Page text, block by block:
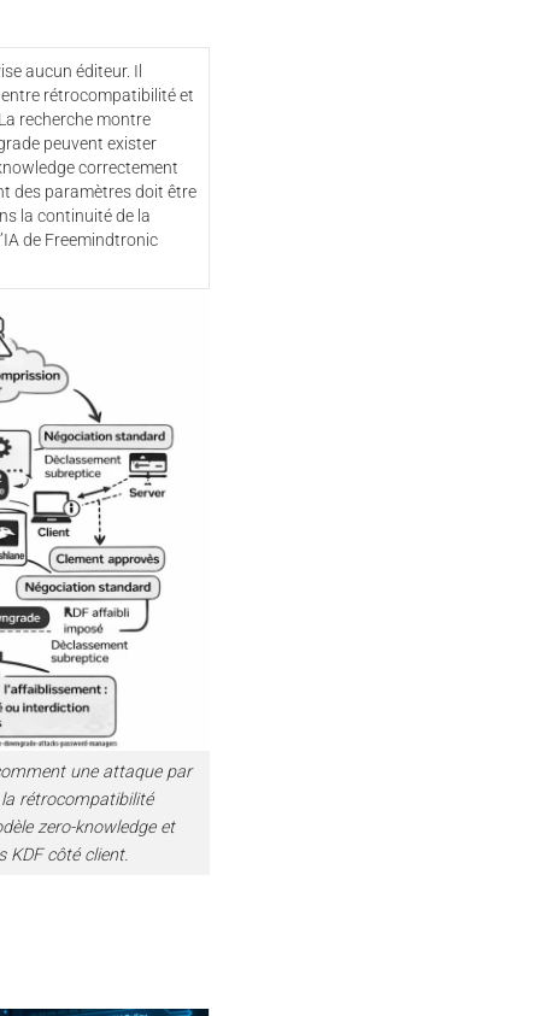
aucun éditeur. Il
rétrocompatibilité et
recherche montre
peuvent exister
correctement
des paramètres doit être
la continuité de la
de Freemindtronic
une attaque par
rétrocompatibilité
zero-knowledge et
KDF côté client.